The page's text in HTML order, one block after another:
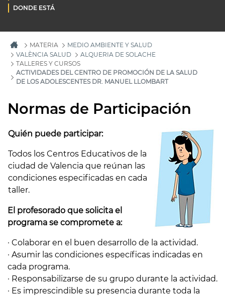
DONDE ESTÁ
MATERIA
MEDIO AMBIENTE Y SALUD
VALÈNCIA SALUD
ALQUERIA DE SOLACHE
TALLERES Y CURSOS
ACTIVIDADES DEL CENTRO DE PROMOCIÓN DE LA SALUD
DE LOS ADOLESCENTES DR. MANUEL LLOMBART
Normas de Participación
Quién puede participar:
Todos los Centros Educativos de la
ciudad de Valencia que reúnan las
condiciones especificadas en cada
taller.
El profesorado que solicita el
programa se compromete a:
· Colaborar en el buen desarrollo de la actividad.
· Asumir las condiciones específicas indicadas en
cada programa.
· Responsabilizarse de su grupo durante la actividad.
· Es imprescindible su presencia durante toda la